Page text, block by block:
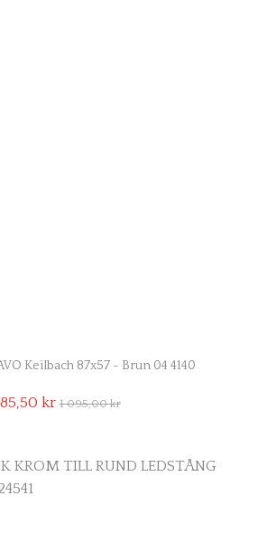
Keilbach 87x57 - Brun 04 4140
kr 1 095,00 kr